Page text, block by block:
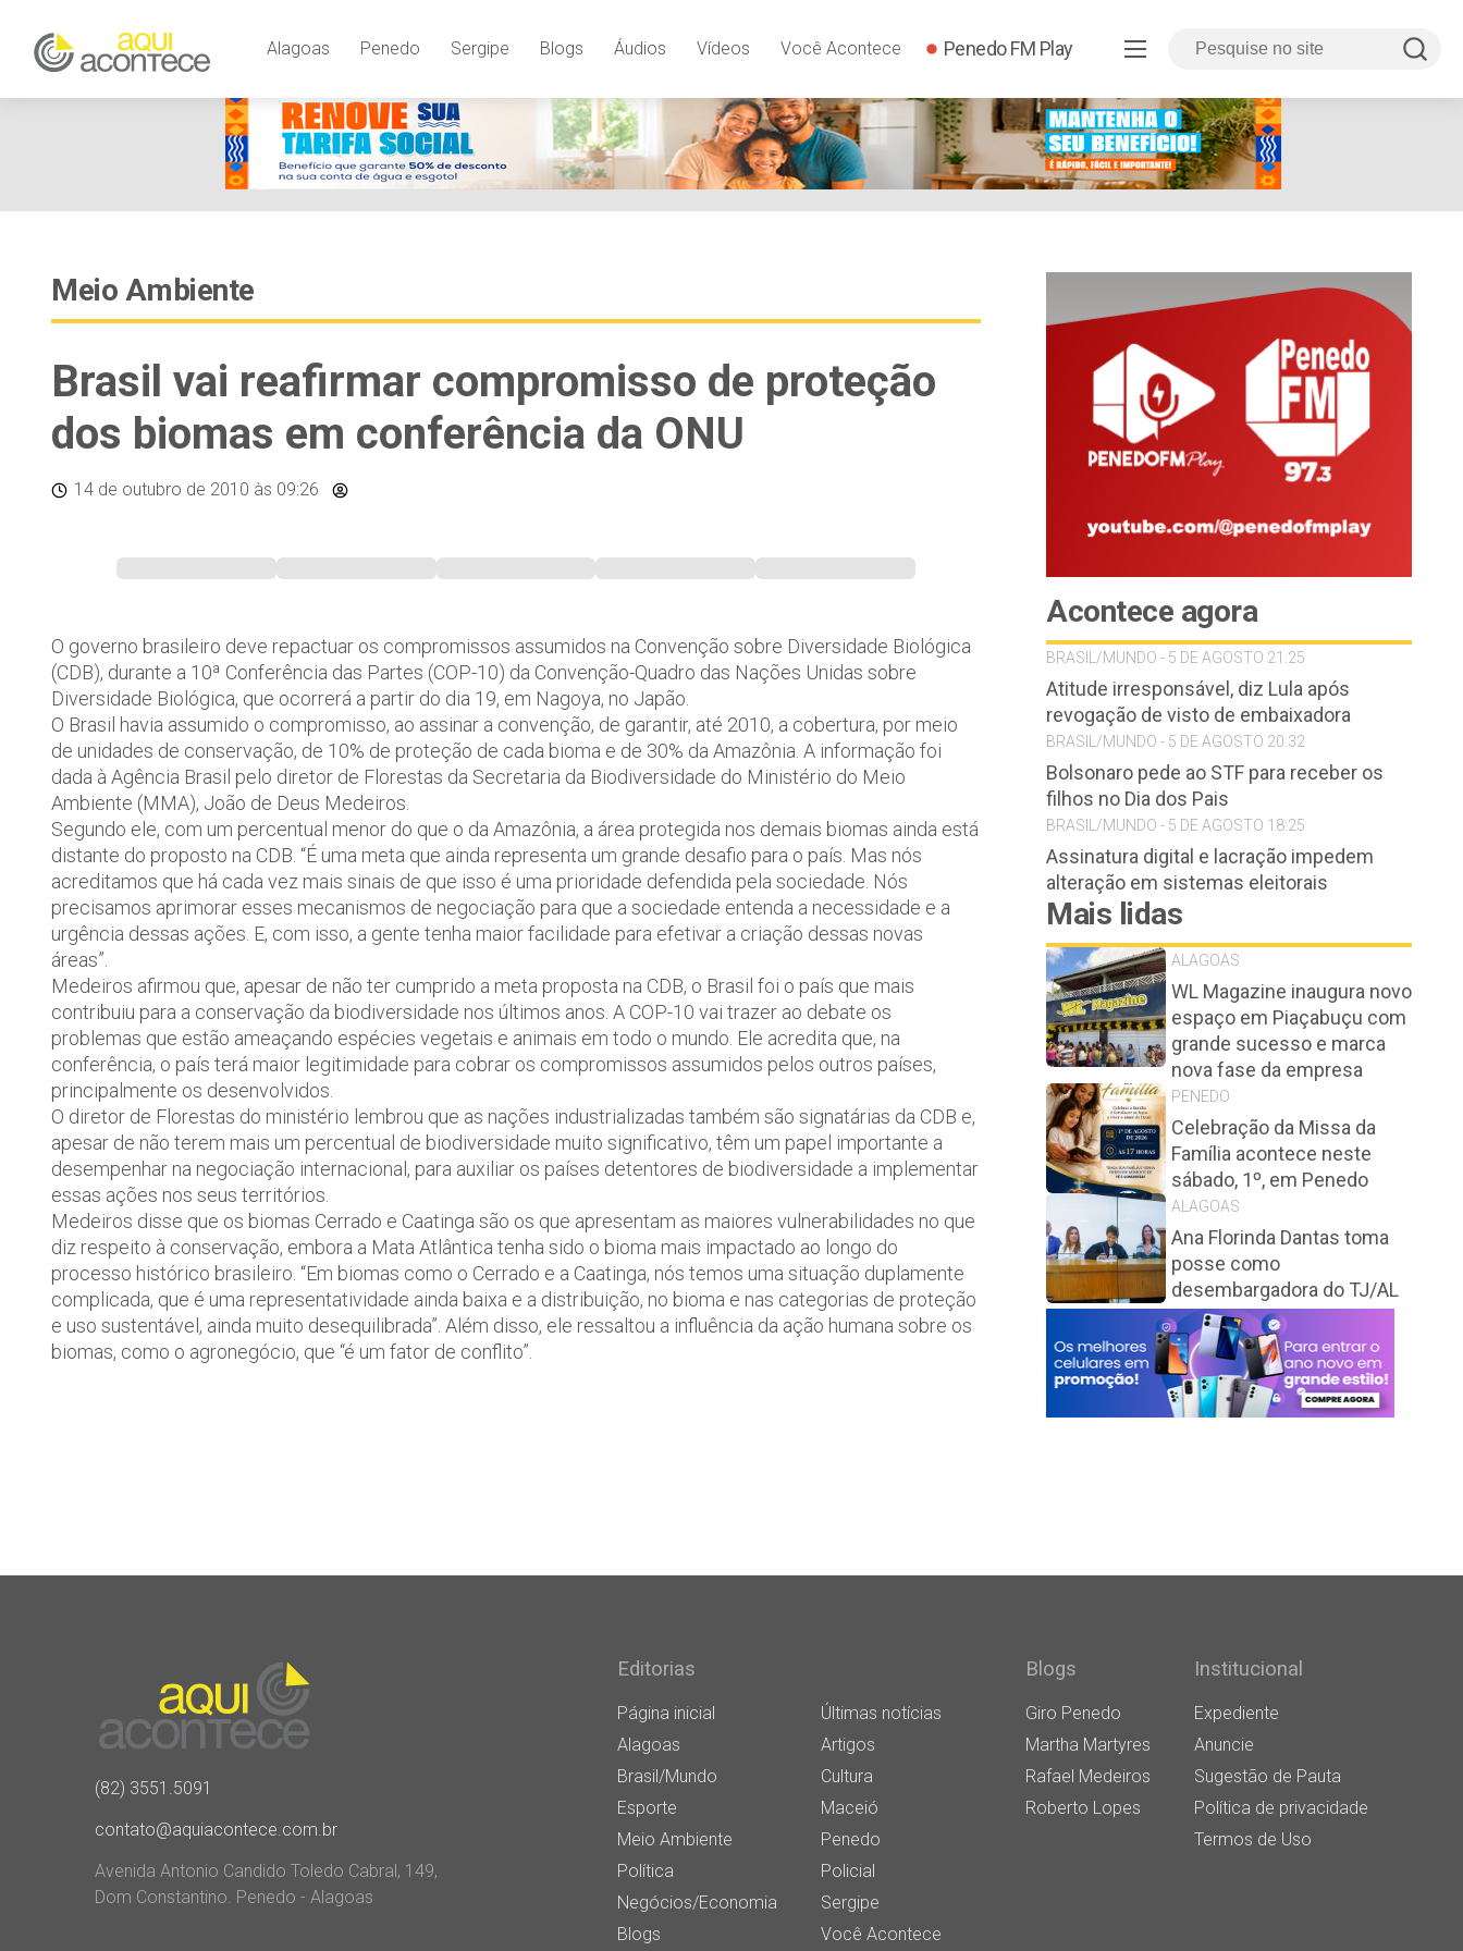
Alagoas Penedo Sergipe Blogs Áudios Vídeos Você Acontece Penedo FM Play
Meio Ambiente
Brasil vai reafirmar compromisso de proteção
dos biomas em conferência da ONU
14 de outubro de 2010 às 09:26
O governo brasileiro deve repactuar os compromissos assumidos na Convenção sobre Diversidade Biológica
(CDB), durante a 10ª Conferência das Partes (COP-10) da Convenção-Quadro das Nações Unidas sobre
Diversidade Biológica, que ocorrerá a partir do dia 19, em Nagoya, no Japão.
O Brasil havia assumido o compromisso, ao assinar a convenção, de garantir, até 2010, a cobertura, por meio
de unidades de conservação, de 10% de proteção de cada bioma e de 30% da Amazônia. A informação foi
dada à Agência Brasil pelo diretor de Florestas da Secretaria da Biodiversidade do Ministério do Meio
Ambiente (MMA), João de Deus Medeiros.
Segundo ele, com um percentual menor do que o da Amazônia, a área protegida nos demais biomas ainda está
distante do proposto na CDB. “É uma meta que ainda representa um grande desafio para o país. Mas nós
acreditamos que há cada vez mais sinais de que isso é uma prioridade defendida pela sociedade. Nós
precisamos aprimorar esses mecanismos de negociação para que a sociedade entenda a necessidade e a
urgência dessas ações. E, com isso, a gente tenha maior facilidade para efetivar a criação dessas novas
áreas”.
Medeiros afirmou que, apesar de não ter cumprido a meta proposta na CDB, o Brasil foi o país que mais
contribuiu para a conservação da biodiversidade nos últimos anos. A COP-10 vai trazer ao debate os
problemas que estão ameaçando espécies vegetais e animais em todo o mundo. Ele acredita que, na
conferência, o país terá maior legitimidade para cobrar os compromissos assumidos pelos outros países,
principalmente os desenvolvidos.
O diretor de Florestas do ministério lembrou que as nações industrializadas também são signatárias da CDB e,
apesar de não terem mais um percentual de biodiversidade muito significativo, têm um papel importante a
desempenhar na negociação internacional, para auxiliar os países detentores de biodiversidade a implementar
essas ações nos seus territórios.
Medeiros disse que os biomas Cerrado e Caatinga são os que apresentam as maiores vulnerabilidades no que
diz respeito à conservação, embora a Mata Atlântica tenha sido o bioma mais impactado ao longo do
processo histórico brasileiro. “Em biomas como o Cerrado e a Caatinga, nós temos uma situação duplamente
complicada, que é uma representatividade ainda baixa e a distribuição, no bioma e nas categorias de proteção
e uso sustentável, ainda muito desequilibrada”. Além disso, ele ressaltou a influência da ação humana sobre os
biomas, como o agronegócio, que “é um fator de conflito”.
Acontece agora
BRASIL/MUNDO - 5 DE AGOSTO 21:25
Atitude irresponsável, diz Lula após
revogação de visto de embaixadora
BRASIL/MUNDO - 5 DE AGOSTO 20:32
Bolsonaro pede ao STF para receber os
filhos no Dia dos Pais
BRASIL/MUNDO - 5 DE AGOSTO 18:25
Assinatura digital e lacração impedem
alteração em sistemas eleitorais
Mais lidas
ALAGOAS
WL Magazine inaugura novo
espaço em Piaçabuçu com
grande sucesso e marca
nova fase da empresa
PENEDO
Celebração da Missa da
Família acontece neste
sábado, 1º, em Penedo
ALAGOAS
Ana Florinda Dantas toma
posse como
desembargadora do TJ/AL
(82) 3551.5091
contato@aquiacontece.com.br
Avenida Antonio Candido Toledo Cabral, 149,
Dom Constantino. Penedo - Alagoas
Editorias
Página inicial
Últimas notícias
Alagoas
Artigos
Brasil/Mundo
Cultura
Esporte
Maceió
Meio Ambiente
Penedo
Política
Policial
Negócios/Economia
Sergipe
Blogs
Você Acontece
Blogs
Giro Penedo
Martha Martyres
Rafael Medeiros
Roberto Lopes
Institucional
Expediente
Anuncie
Sugestão de Pauta
Política de privacidade
Termos de Uso